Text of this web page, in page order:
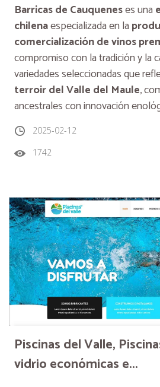
Barricas de Cauqueneses una
chilenaespecializada en la
comercialización de vinos
compromiso con la tradición y la
variedades seleccionadas que
terroir del Valle del Maule,
ancestrales con innovación
2025-02-12
1742
Piscinas del Valle,
vidrio económicas e...